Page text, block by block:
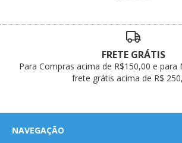
FRETE GRÁTIS
Para Compras acima de R$150,00 e
frete grátis acima de R$
NAVEGAÇÃO